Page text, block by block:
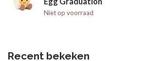
Niet op voorraad
Recent bekeken